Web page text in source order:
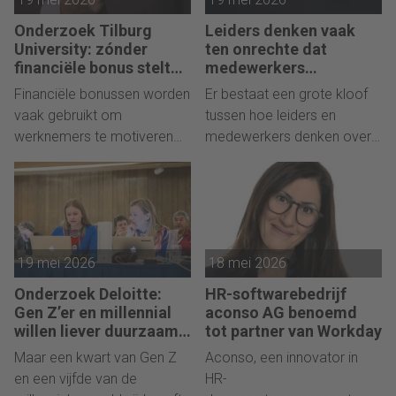
Anneke Valk en Filip De
Groeve - auteurs van
Zwijgverzuim, het
managementboek van het
jaar.
Onderzoek Tilburg
University: zónder
financiële bonus stelt
medewerker
ambitieuzer doel
Financiële bonussen worden
vaak gebruikt om
werknemers te motiveren
behalen en de productiviteit
te verhogen. Nieuw
onderzoek van Tilburg
University suggereert dat
deze prikkels soms juist het
tegenovergestelde effect
hebben. Werknemers die
hun eigen doelen stellen,
presteren vaak beter zonder
een financiële bonus.
Leiders denken vaak
ten onrechte dat
medewerkers
enthousiast zijn over AI
Er bestaat een grote kloof
tussen hoe leiders en
medewerkers denken over
Amerikaans onderzoek.
Bedrijven met een sterke
werknemergerichte cultuur
hebben zeven keer meer
kans om AI succesvol te
integreren.
19 mei 2026
Onderzoek Deloitte:
Gen Z’er en millennial
willen liever duurzaam
doorgroeien dan snel
carrière maken
Maar een kwart van Gen Z
en een vijfde van de
18 mei 2026
HR-softwarebedrijf
aconso AG benoemd
tot partner van Workday
Aconso, een innovator in
HR-